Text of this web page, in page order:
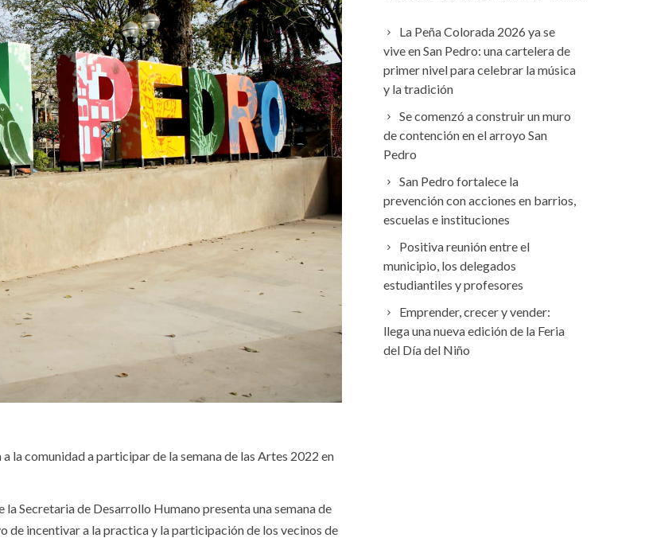
la comunidad a participar de la semana de las Artes 2022 en
Secretaria de Desarrollo Humano presenta una semana de
incentivar a la practica y la participación de los vecinos de
La Peña Colorada 2026 ya se
vive en San Pedro: una cartelera de
primer nivel para celebrar la música
y la tradición
Se comenzó a construir un muro
de contención en el arroyo San
Pedro
San Pedro fortalece la
prevención con acciones en barrios,
escuelas e instituciones
Positiva reunión entre el
municipio, los delegados
estudiantiles y profesores
Emprender, crecer y vender:
llega una nueva edición de la Feria
del Día del Niño